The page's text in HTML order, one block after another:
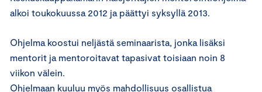
alkoi toukokuussa 2012 ja päättyi syksyllä 2013.
Ohjelma koostui neljästä seminaarista, jonka lisäksi
mentorit ja mentoroitavat tapasivat toisiaan noin 8
viikon välein.
Ohjelmaan kuuluu myös mahdollisuus osallistua